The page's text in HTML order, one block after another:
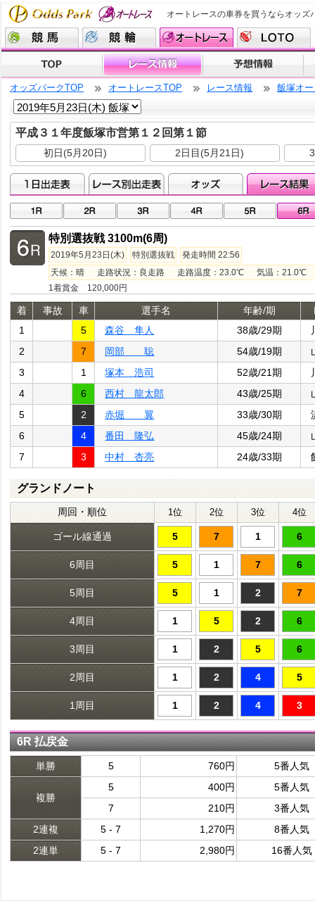
オートレースの車券を買うならオッズ
オッズパークTOP オートレースTOP レース情報 飯塚オ
平成３１年度飯塚市営第１２回第１節
初日(5月20日) 2日目(5月21日)
特別選抜戦 3100m(6周)
2019年5月23日(木) 特別選抜戦
発走時間 22:56
天候：晴 走路状況：良走路 走路温度：23.0℃ 気温：21.0℃
1着賞金 120,000円
着 事故 車 選手名 年齢/期
1
5 森谷 隼人 38歳/29期
2
7 岡部 聡 54歳/19期
3
1 塚本 浩司 52歳/21期
4
6 西村 龍太郎 43歳/25期
5
2 赤堀 翼 33歳/30期
6
4 番田 隆弘 45歳/24期
7
3 中村 杏亮 24歳/33期
グランドノート
周回・順位 1位 2位 3位 4位
ゴール線通過 5 7 1 6
6周目 5 1 7 6
5周目 5 1 2 7
4周目 1 5 2 6
3周目 1 2 5 6
2周目 1 2 4 5
1周目 1 2 4 3
6R 払戻金
単勝 5 760円 5番人気
複勝
5 400円
5番人気
7
210円
3番人気
2連複
5 - 7 1,270円
8番人気
2連単
5 - 7 2,980円 16番人気